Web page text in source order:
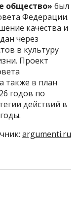
общество» был
Федерации.
качества и
через
в культуру
Проект
также в план
годов по
действий в
argumenti.ru